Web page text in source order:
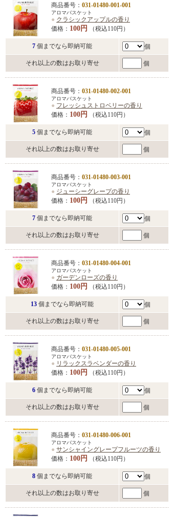
商品番号： 031-01480-001-001
アロマバスケット
● クラシックアップルの香り
価格： 100円 （税込110円）
7 個までなら即納可能 個
それ以上の数はお取り寄せ 個
商品番号： 031-01480-002-001
アロマバスケット
● フレッシュストロベリーの香り
価格： 100円 （税込110円）
5 個までなら即納可能 個
それ以上の数はお取り寄せ 個
商品番号： 031-01480-003-001
アロマバスケット
● ジューシーグレープの香り
価格： 100円 （税込110円）
7 個までなら即納可能 個
それ以上の数はお取り寄せ 個
商品番号： 031-01480-004-001
アロマバスケット
● ガーデンローズの香り
価格： 100円 （税込110円）
13 個までなら即納可能 個
それ以上の数はお取り寄せ 個
商品番号： 031-01480-005-001
アロマバスケット
● リラックスラベンダーの香り
価格： 100円 （税込110円）
6 個までなら即納可能 個
それ以上の数はお取り寄せ 個
商品番号： 031-01480-006-001
アロマバスケット
● サンシャイングレープフルーツの香り
価格： 100円 （税込110円）
8 個までなら即納可能 個
それ以上の数はお取り寄せ 個